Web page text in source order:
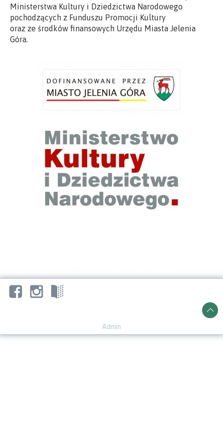
Ministerstwa Kultury i Dziedzictwa Narodowego
pochodzących z Funduszu Promocji Kultury
oraz ze środków finansowych Urzędu Miasta Jelenia
Góra.
Admin